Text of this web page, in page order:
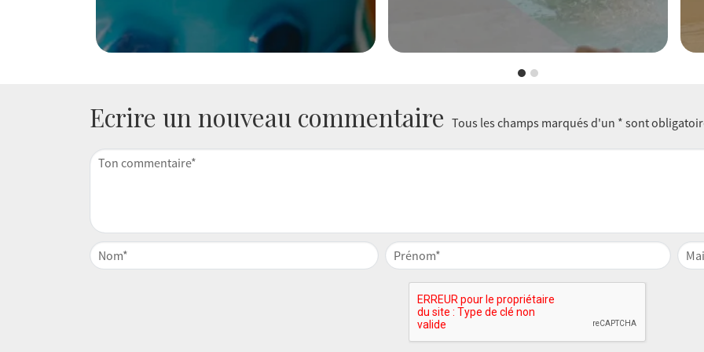
Ecrire un nouveau commentaire Tous les champs marqués d'un * sont